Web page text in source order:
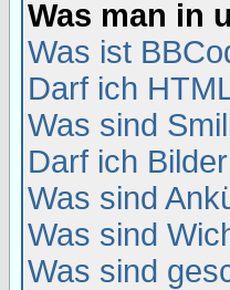
Was man in
Was ist
Darf ich
Was sind
Darf ich
Was sind
Was sind
Was sind